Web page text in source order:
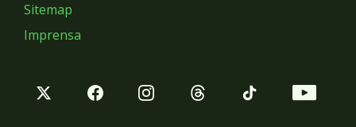
Sitemap
Imprensa